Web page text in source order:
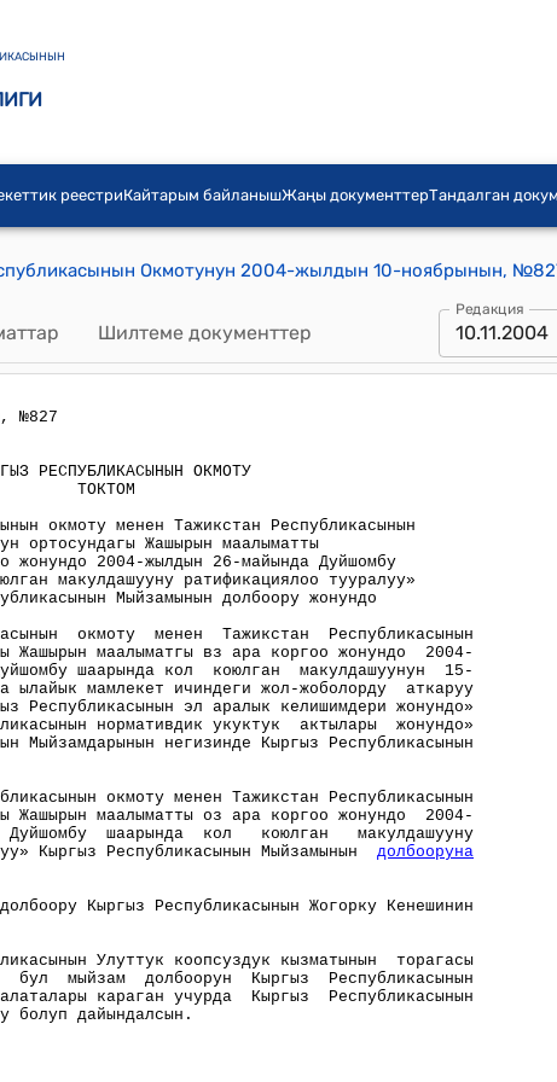
реестриКайтарым байланышЖаңы документтерТандалган
Шилтеме документтер
Редакция
10.11.2004